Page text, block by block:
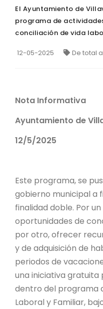
El Ayuntamiento de
programa de
conciliación de vida
12-05-2025 De total
Nota Informativa
Ayuntamiento de
12/5/2025
Este programa, se
gobierno municipal a
finalidad doble. Por
oportunidades de
por otro, ofrecer
y de adquisición de
periodos de
una iniciativa
dentro del programa
Laboral y Familiar,